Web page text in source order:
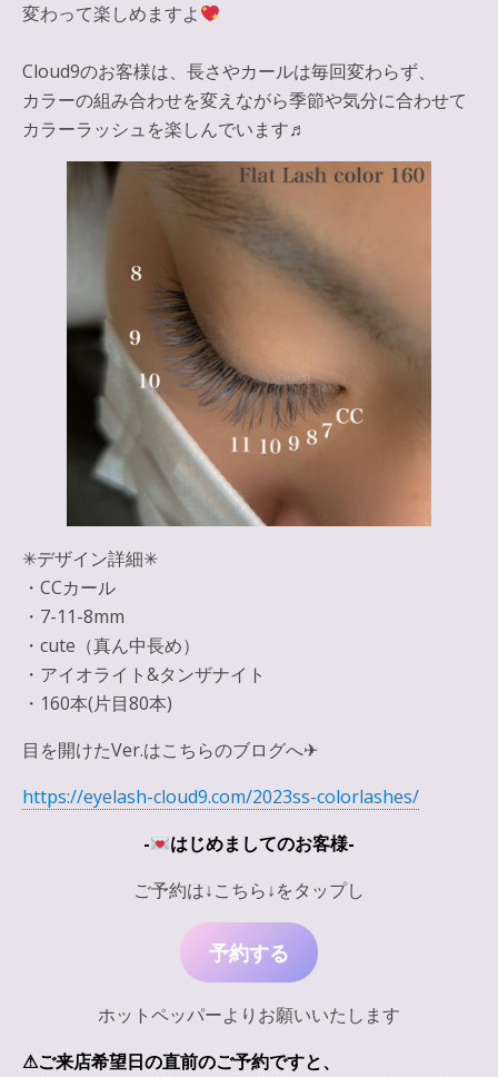
変わって楽しめますよ
Cloud9のお客様は、長さやカールは毎回変わらず、
カラーの組み合わせを変えながら季節や気分に合わせて
カラーラッシュを楽しんでいます♬
✳︎デザイン詳細✳︎
・CCカール
・7-11-8mm
・cute（真ん中長め）
・アイオライト&タンザナイト
・160本(片目80本)
目を開けたVer.はこちらのブログへ✈︎
https://eyelash-cloud9.com/2023ss-colorlashes/
-
はじめましてのお客様-
ご予約は↓こちら↓をタップし
予約する
ホットペッパーよりお願いいたします
⚠︎ご来店希望日の直前のご予約ですと、